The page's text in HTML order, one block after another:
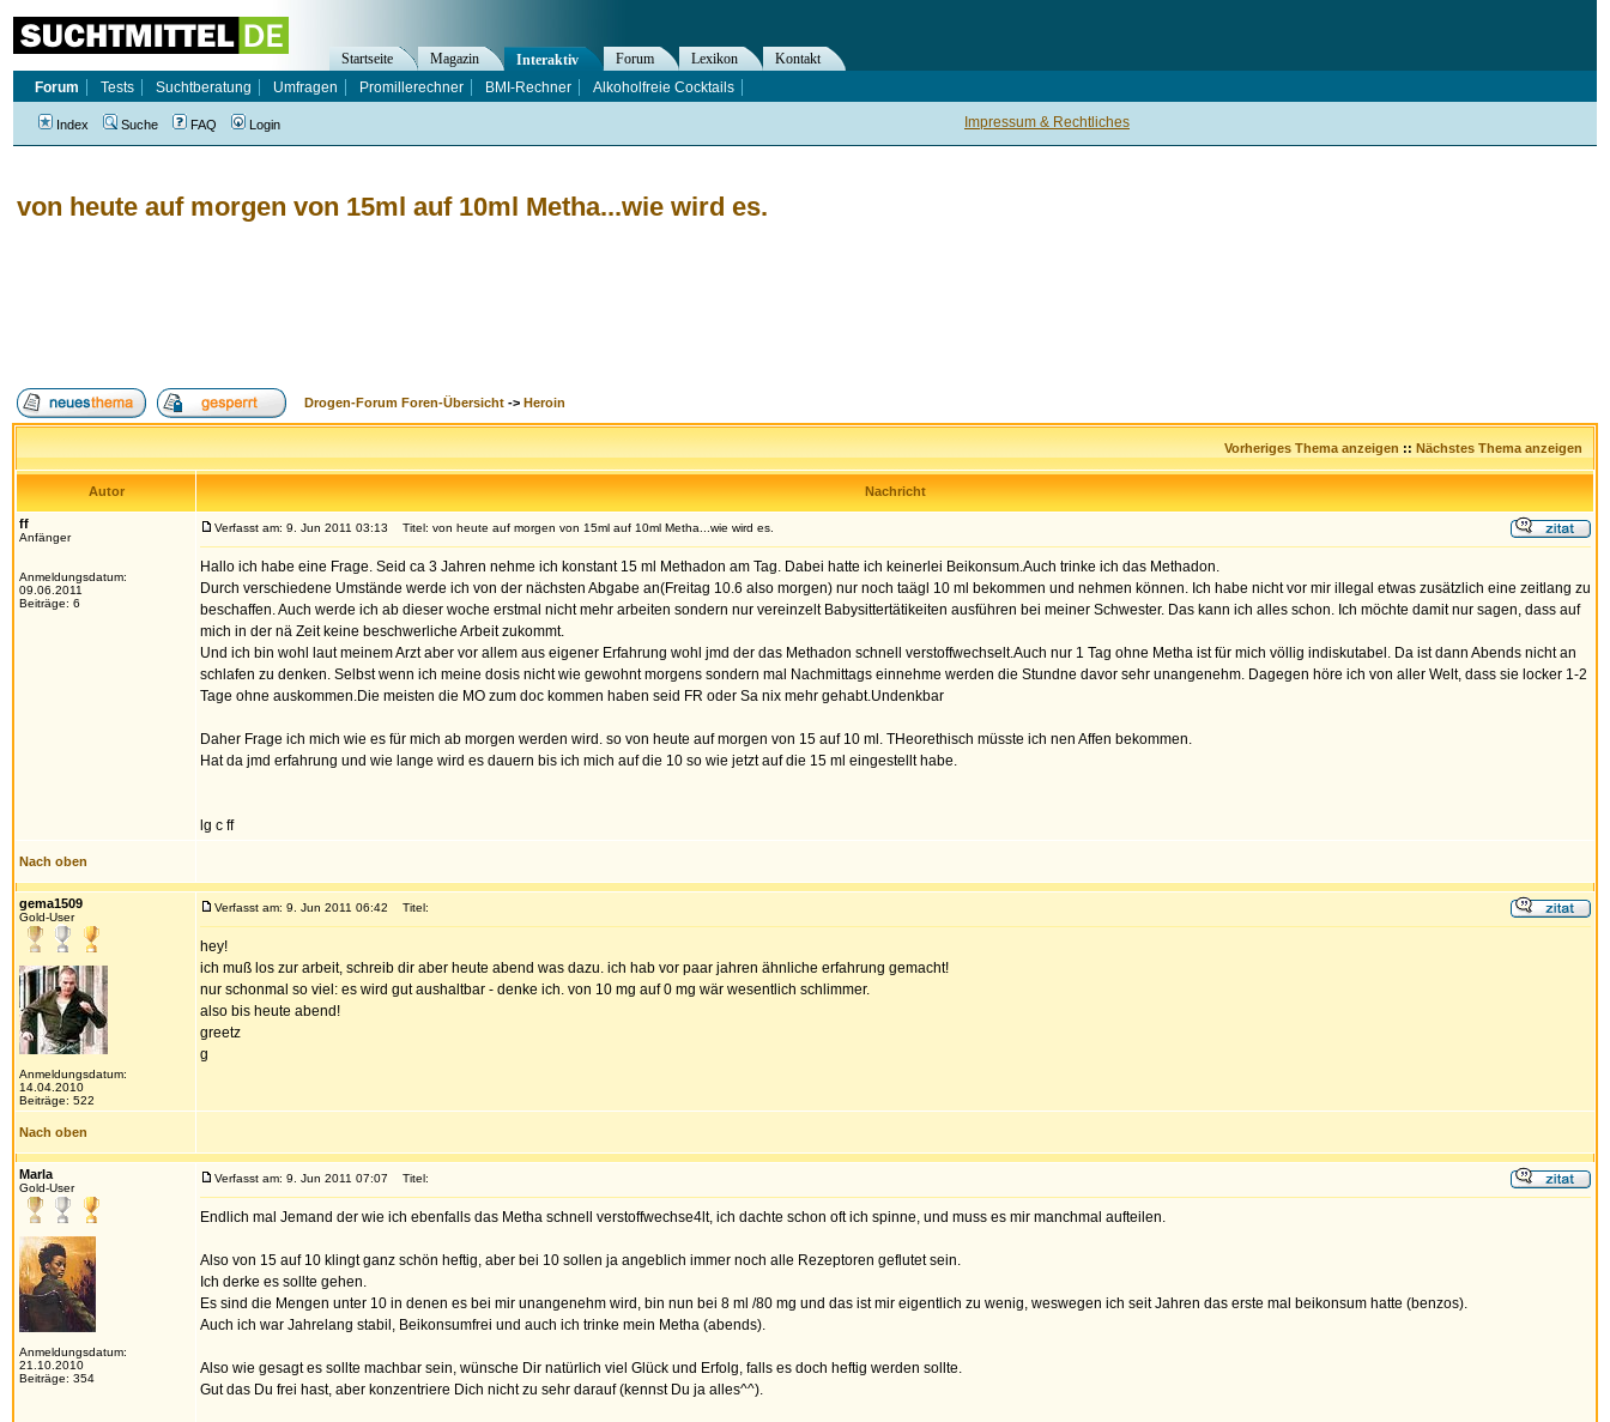
von heute auf morgen von 15ml auf 10ml Metha...wie wird es.
Drogen-Forum Foren-Übersicht -> Heroin
Vorheriges Thema anzeigen :: Nächstes Thema anzeigen
Autor Nachricht
ff
Anfänger
Anmeldungsdatum:
09.06.2011
Beiträge: 6
Verfasst am: 9. Jun 2011 03:13 Titel: von heute auf morgen von 15ml auf 10ml Metha...wie wird es.
Hallo ich habe eine Frage. Seid ca 3 Jahren nehme ich konstant 15 ml Methadon am Tag. Dabei hatte ich keinerlei Beikonsum.Auch trinke ich das Methadon.
Durch verschiedene Umstände werde ich von der nächsten Abgabe an(Freitag 10.6 also morgen) nur noch taägl 10 ml bekommen und nehmen können. Ich habe nicht vor mir illegal etwas zusätzlich eine zeitlang zu
beschaffen. Auch werde ich ab dieser woche erstmal nicht mehr arbeiten sondern nur vereinzelt Babysittertätikeiten ausführen bei meiner Schwester. Das kann ich alles schon. Ich möchte damit nur sagen, dass auf
mich in der nä Zeit keine beschwerliche Arbeit zukommt.
Und ich bin wohl laut meinem Arzt aber vor allem aus eigener Erfahrung wohl jmd der das Methadon schnell verstoffwechselt.Auch nur 1 Tag ohne Metha ist für mich völlig indiskutabel. Da ist dann Abends nicht an
schlafen zu denken. Selbst wenn ich meine dosis nicht wie gewohnt morgens sondern mal Nachmittags einnehme werden die Stundne davor sehr unangenehm. Dagegen höre ich von aller Welt, dass sie locker 1-2
Tage ohne auskommen.Die meisten die MO zum doc kommen haben seid FR oder Sa nix mehr gehabt.Undenkbar
Daher Frage ich mich wie es für mich ab morgen werden wird. so von heute auf morgen von 15 auf 10 ml. THeorethisch müsste ich nen Affen bekommen.
Hat da jmd erfahrung und wie lange wird es dauern bis ich mich auf die 10 so wie jetzt auf die 15 ml eingestellt habe.
lg c ff
Nach oben
gema1509
Gold-User
Anmeldungsdatum:
14.04.2010
Beiträge: 522
Verfasst am: 9. Jun 2011 06:42 Titel:
hey!
ich muß los zur arbeit, schreib dir aber heute abend was dazu. ich hab vor paar jahren ähnliche erfahrung gemacht!
nur schonmal so viel: es wird gut aushaltbar - denke ich. von 10 mg auf 0 mg wär wesentlich schlimmer.
also bis heute abend!
greetz
g
Nach oben
Marla
Gold-User
Anmeldungsdatum:
21.10.2010
Beiträge: 354
Verfasst am: 9. Jun 2011 07:07 Titel:
Endlich mal Jemand der wie ich ebenfalls das Metha schnell verstoffwechse4lt, ich dachte schon oft ich spinne, und muss es mir manchmal aufteilen.
Also von 15 auf 10 klingt ganz schön heftig, aber bei 10 sollen ja angeblich immer noch alle Rezeptoren geflutet sein.
Ich derke es sollte gehen.
Es sind die Mengen unter 10 in denen es bei mir unangenehm wird, bin nun bei 8 ml /80 mg und das ist mir eigentlich zu wenig, weswegen ich seit Jahren das erste mal beikonsum hatte (benzos).
Auch ich war Jahrelang stabil, Beikonsumfrei und auch ich trinke mein Metha (abends).
Also wie gesagt es sollte machbar sein, wünsche Dir natürlich viel Glück und Erfolg, falls es doch heftig werden sollte.
Gut das Du frei hast, aber konzentriere Dich nicht zu sehr darauf (kennst Du ja alles^^).
Impressum & Rechtliches
Startseite Magazin Interaktiv Forum Lexikon
Kontakt
Forum
Tests Suchtberatung Umfragen Promillerechner BMI-Rechner Alkoholfreie Cocktails
Index Suche FAQ Login